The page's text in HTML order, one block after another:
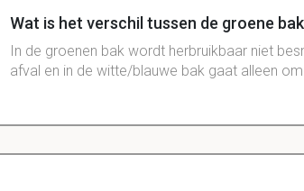
Wat is het verschil tussen de groene
In de groenen bak wordt herbruikbaar niet
afval en in de witte/blauwe bak gaat alleen